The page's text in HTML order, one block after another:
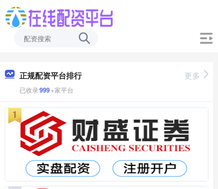
正规配资平台排行
已收录999+家平台
更多